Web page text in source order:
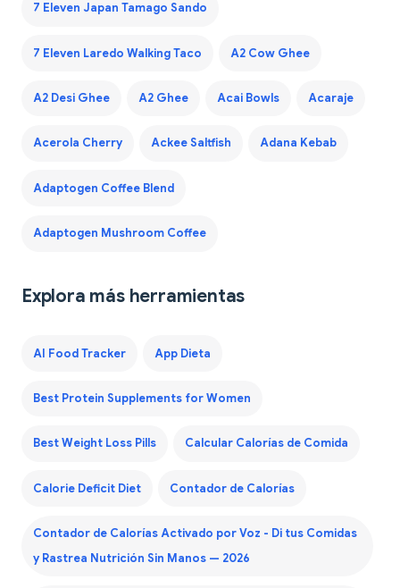
7 Eleven Japan Tamago Sando
7 Eleven Laredo Walking Taco A2 Cow Ghee
A2 Desi Ghee A2 Ghee Acai Bowls Acaraje
Acerola Cherry Ackee Saltfish Adana Kebab
Adaptogen Coffee Blend
Adaptogen Mushroom Coffee
Explora más herramientas
AI Food Tracker App Dieta
Best Protein Supplements for Women
Best Weight Loss Pills Calcular Calorías de Comida
Calorie Deficit Diet Contador de Calorías
Contador de Calorías Activado por Voz - Di tus Comidas
y Rastrea Nutrición Sin Manos — 2026